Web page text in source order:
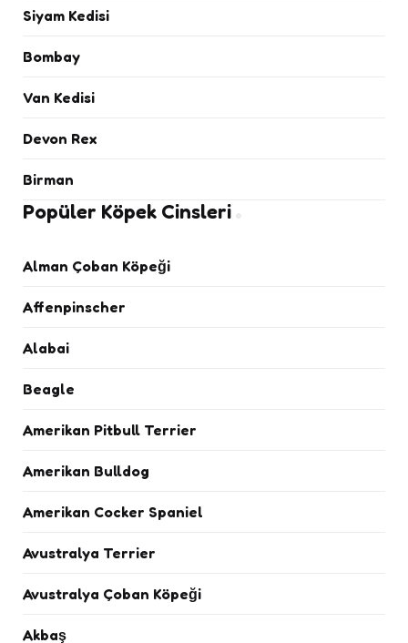
Siyam Kedisi
Bombay
Van Kedisi
Devon Rex
Birman
Popüler Köpek Cinsleri
Alman Çoban Köpeği
Affenpinscher
Alabai
Beagle
Amerikan Pitbull Terrier
Amerikan Bulldog
Amerikan Cocker Spaniel
Avustralya Terrier
Avustralya Çoban Köpeği
Akbaş